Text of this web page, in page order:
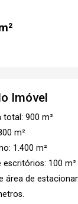
Imóvel
total: 900 m²
m²
1.400 m²
escritórios: 100 m²
área de